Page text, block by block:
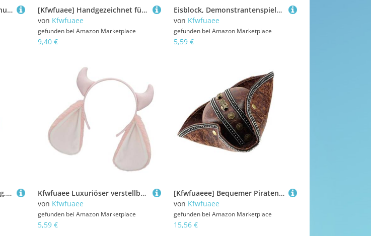
Kfwfuaee Schwarzer Piratenhut, lustige Party-Kostümkappen, breite Krempe, für Halloween, Verkleidungen, Partys, Kostüm-Zubehör, Hut
[Kfwfuaee] Handgezeichnet für Frauen Männer Maskerade Cosplay Maskerade Halloween Dekoration Foto
von Kfwfuaee
gefunden bei Amazon Marketplace
9,40 €
Eisblock, Demonstrantenspielzeug, transparent, weich, elastisch, Handspielzeug, Neuheit, Scherzartikel
von Kfwfuaee
gefunden bei Amazon Marketplace
5,59 €
Eier-Spinner, Spielzeug, lustig, bedruckt, für Schüler, Entspannung der Hände und Feier zum Thema Ostern, Geschenkkorb
Kfwfuaee Luxuriöser verstellbarer Hut mit Ziegenohren für Thema
von Kfwfuaee
gefunden bei Amazon Marketplace
5,59 €
[Kfwfuaeee] Bequemer Piratenhut aus PU-Leder für Männer Erwachsene Halloween-Kostüm-Zubehör Tricon-Kostüm Gothic Cosplay Hut
von Kfwfuaee
gefunden bei Amazon Marketplace
15,56 €